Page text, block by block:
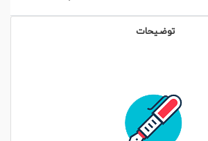
توضیحات